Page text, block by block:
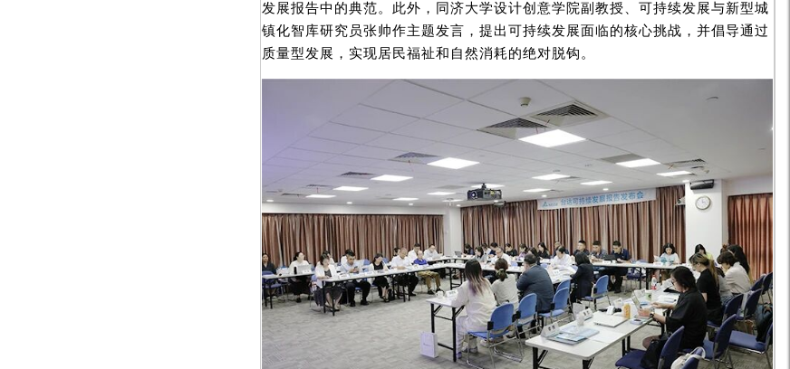
发展报告中的典范。此外，同济大学设计创意学院副教授、可持续发展与新型城
镇化智库研究员张帅作主题发言，提出可持续发展面临的核心挑战，并倡导通过
质量型发展，实现居民福祉和自然消耗的绝对脱钩。